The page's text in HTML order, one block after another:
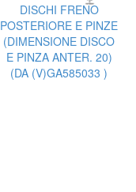
DISCHI FRENO
POSTERIORE E PINZE
(DIMENSIONE DISCO
E PINZA ANTER. 20)
(DA (V)GA585033 )